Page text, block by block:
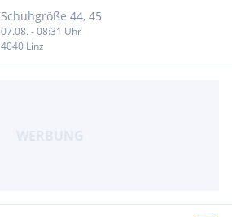
Schuhgröße 44, 45
07.08. - 08:31 Uhr
4040 Linz